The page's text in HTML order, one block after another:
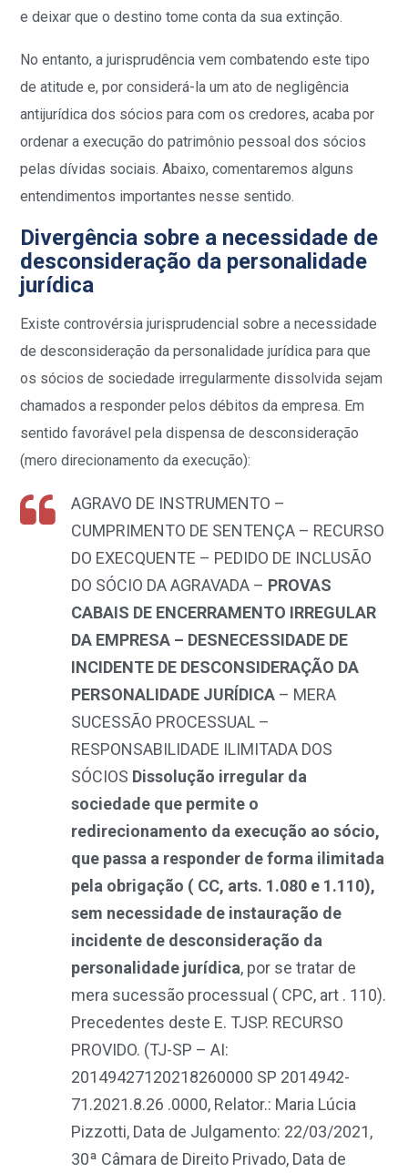
e deixar que o destino tome conta da sua extinção.
No entanto, a jurisprudência vem combatendo este tipo
de atitude e, por considerá-la um ato de negligência
antijurídica dos sócios para com os credores, acaba por
ordenar a execução do patrimônio pessoal dos sócios
pelas dívidas sociais. Abaixo, comentaremos alguns
entendimentos importantes nesse sentido.
Divergência sobre a necessidade de
desconsideração da personalidade
jurídica
Existe controvérsia jurisprudencial sobre a necessidade
de desconsideração da personalidade jurídica para que
os sócios de sociedade irregularmente dissolvida sejam
chamados a responder pelos débitos da empresa. Em
sentido favorável pela dispensa de desconsideração
(mero direcionamento da execução):
AGRAVO DE INSTRUMENTO –
CUMPRIMENTO DE SENTENÇA – RECURSO
DO EXECQUENTE – PEDIDO DE INCLUSÃO
DO SÓCIO DA AGRAVADA – PROVAS
CABAIS DE ENCERRAMENTO IRREGULAR
DA EMPRESA – DESNECESSIDADE DE
INCIDENTE DE DESCONSIDERAÇÃO DA
PERSONALIDADE JURÍDICA – MERA
SUCESSÃO PROCESSUAL –
RESPONSABILIDADE ILIMITADA DOS
SÓCIOS Dissolução irregular da
sociedade que permite o
redirecionamento da execução ao sócio,
que passa a responder de forma ilimitada
pela obrigação ( CC, arts. 1.080 e 1.110),
sem necessidade de instauração de
incidente de desconsideração da
personalidade jurídica, por se tratar de
mera sucessão processual ( CPC, art . 110).
Precedentes deste E. TJSP. RECURSO
PROVIDO. (TJ-SP – AI:
20149427120218260000 SP 2014942-
71.2021.8.26 .0000, Relator.: Maria Lúcia
Pizzotti, Data de Julgamento: 22/03/2021,
30ª Câmara de Direito Privado, Data de